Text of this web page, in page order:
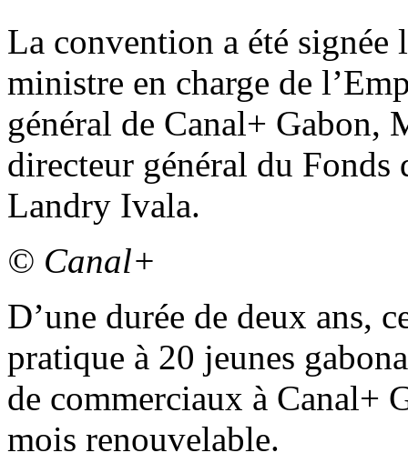
La convention a été signée
ministre en charge de
général de Canal+ Gabon,
directeur général du Fonds
Landry Ivala.
© Canal+
D’une durée de deux ans,
pratique à 20 jeunes
de commerciaux à Canal+
mois renouvelable.